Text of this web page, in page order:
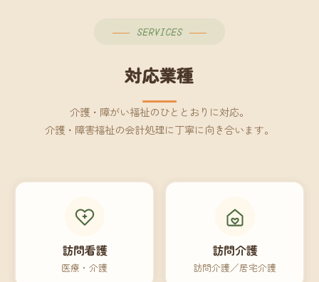
SERVICES
対応業種
介護・障がい福祉のひととおりに対応。
介護・障害福祉の会計処理に丁寧に向き合います。
訪問看護
医療・介護
訪問介護
訪問介護／居宅介護